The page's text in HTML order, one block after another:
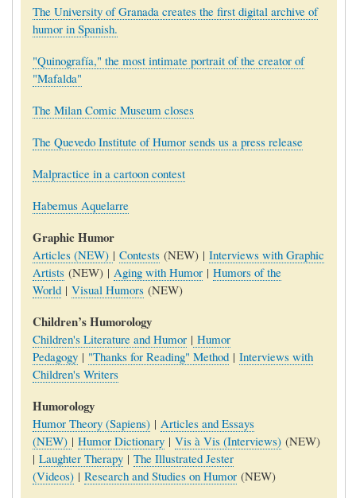
The University of Granada creates the first digital archive of
humor in Spanish.
"Quinografía," the most intimate portrait of the creator of
"Mafalda"
The Milan Comic Museum closes
The Quevedo Institute of Humor sends us a press release
Malpractice in a cartoon contest
Habemus Aquelarre
Graphic Humor
Articles (NEW) | Contests(NEW) | Interviews with Graphic
Artists(NEW) | Aging with Humor| Humors of the
World| Visual Humors(NEW)
Children’s Humorology
Children's Literature and Humor| Humor
Pedagogy| "Thanks for Reading" Method| Interviews with
Children's Writers
Humorology
Humor Theory (Sapiens)| Articles and Essays
(NEW) | Humor Dictionary| Vis à Vis (Interviews)(NEW)
| Laughter Therapy| The Illustrated Jester
(Videos)| Research and Studies on Humor(NEW)